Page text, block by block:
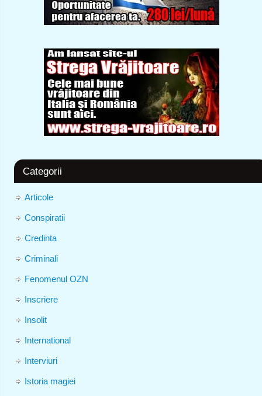
Categorii
Articole
Conspiratii
Credinta
Criminali
Fenomenul OZN
Inscriere
Insolit
International
Interviuri
Istoria magiei